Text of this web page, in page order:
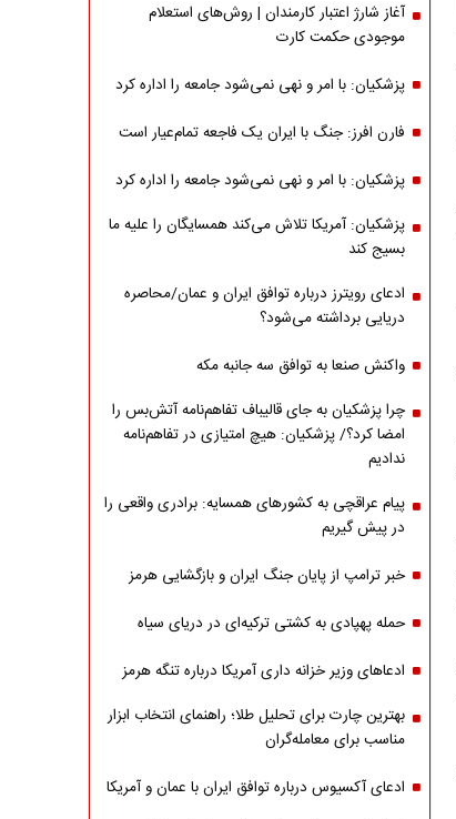
آغاز شارژ اعتبار کارمندان | روش‌های استعلام
موجودی حکمت کارت
پزشکیان: با امر و نهی نمی‌شود جامعه را اداره کرد
فارن افرز: جنگ با ایران یک فاجعه تمام‌عیار است
پزشکیان: با امر و نهی نمی‌شود جامعه را اداره کرد
پزشکیان: آمریکا تلاش می‌کند همسایگان را علیه ما
بسیج کند
ادعای رویترز درباره توافق ایران و عمان/محاصره
دریایی برداشته می‌شود؟
واکنش صنعا به توافق سه جانبه مکه
چرا پزشکیان به جای قالیباف تفاهم‌نامه آتش‌بس را
امضا کرد؟/ پزشکیان: هیچ امتیازی در تفاهم‌نامه
ندادیم
پیام عراقچی به کشورهای همسایه: برادری واقعی را
در پیش گیریم
خبر ترامپ از پایان جنگ ایران و بازگشایی هرمز
حمله پهپادی به کشتی ترکیه‌ای در دریای سیاه
ادعاهای وزیر خزانه داری آمریکا درباره تنگه هرمز
بهترین چارت برای تحلیل طلا؛ راهنمای انتخاب ابزار
مناسب برای معامله‌گران
ادعای آکسیوس درباره توافق ایران با عمان و آمریکا